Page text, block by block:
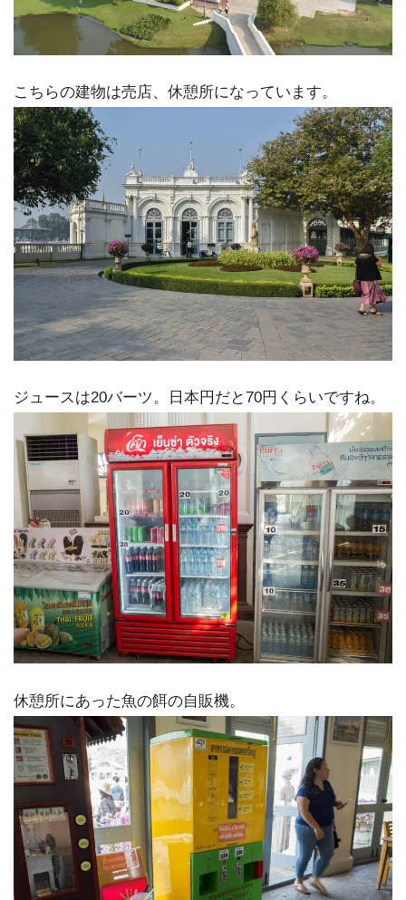
こちらの建物は売店、休憩所になっています。
ジュースは20バーツ。日本円だと70円くらいですね。
休憩所にあった魚の餌の自販機。